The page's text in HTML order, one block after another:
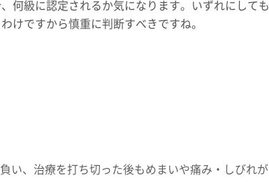
何級に認定されるか気になります。いずれにしても
けですから慎重に判断すべきですね。
い、治療を打ち切った後もめまいや痛み・しびれが